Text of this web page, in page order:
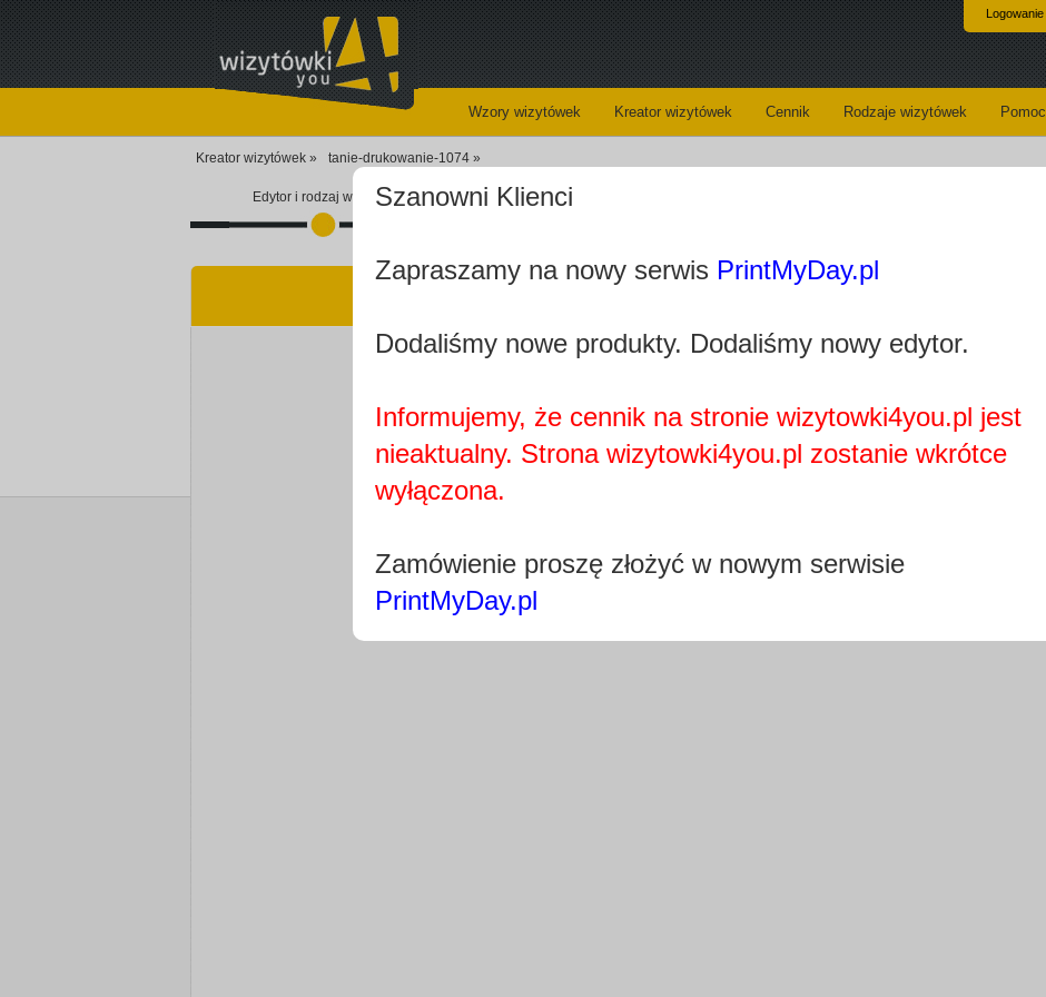
Wzory wizytówek Kreator wizytówek Cennik Rodzaje wizytówek Pomoc
Logowanie
Kreator wizytówek » tanie-drukowanie-1074 »
Edytor i rodzaj wizytówki
Najprawdopobodniej nie posiadasz zainstalowanej wtyczki
Szanowni Klienci
Zapraszamy na nowy serwis PrintMyDay.pl
Dodaliśmy nowe produkty. Dodaliśmy nowy edytor.
Informujemy, że cennik na stronie wizytowki4you.pl jest
nieaktualny. Strona wizytowki4you.pl zostanie wkrótce
wyłączona.
Zamówienie proszę złożyć w nowym serwisie
PrintMyDay.pl